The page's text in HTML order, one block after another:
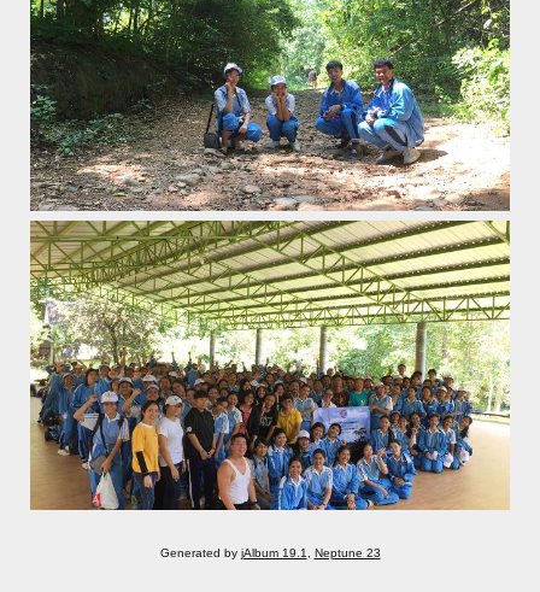
Generated by jAlbum 19.1, Neptune 23